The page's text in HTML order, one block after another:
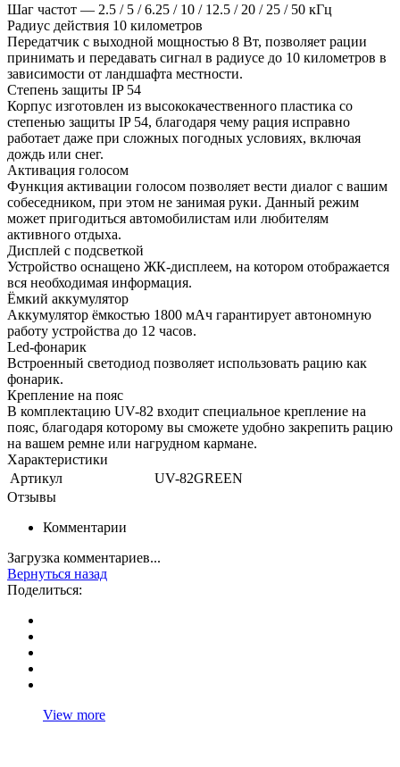
Шаг частот — 2.5 / 5 / 6.25 / 10 / 12.5 / 20 / 25 / 50 кГц
Радиус действия 10 километров
Передатчик с выходной мощностью 8 Вт, позволяет рации
принимать и передавать сигнал в радиусе до 10 километров в
зависимости от ландшафта местности.
Степень защиты IP 54
Корпус изготовлен из высококачественного пластика со
степенью защиты IP 54, благодаря чему рация исправно
работает даже при сложных погодных условиях, включая
дождь или снег.
Активация голосом
Функция активации голосом позволяет вести диалог с вашим
собеседником, при этом не занимая руки. Данный режим
может пригодиться автомобилистам или любителям
активного отдыха.
Дисплей с подсветкой
Устройство оснащено ЖК-дисплеем, на котором отображается
вся необходимая информация.
Ёмкий аккумулятор
Аккумулятор ёмкостью 1800 мАч гарантирует автономную
работу устройства до 12 часов.
Led-фонарик
Встроенный светодиод позволяет использовать рацию как
фонарик.
Крепление на пояс
В комплектацию UV-82 входит специальное крепление на
пояс, благодаря которому вы сможете удобно закрепить рацию
на вашем ремне или нагрудном кармане.
Характеристики
Артикул
UV-82GREEN
Отзывы
Комментарии
Загрузка комментариев...
Вернуться назад
Поделиться:
View more